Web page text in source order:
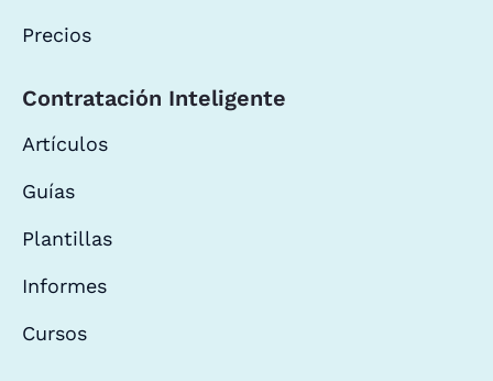
Precios
Contratación Inteligente
Artículos
Guías
Plantillas
Informes
Cursos